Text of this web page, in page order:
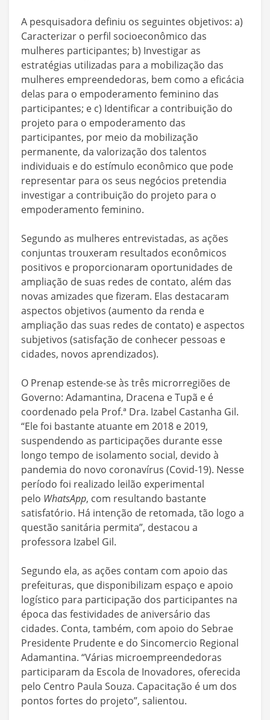
A pesquisadora definiu os seguintes objetivos: a)
Caracterizar o perfil socioeconômico das
mulheres participantes; b) Investigar as
estratégias utilizadas para a mobilização das
mulheres empreendedoras, bem como a eficácia
delas para o empoderamento feminino das
participantes; e c) Identificar a contribuição do
projeto para o empoderamento das
participantes, por meio da mobilização
permanente, da valorização dos talentos
individuais e do estímulo econômico que pode
representar para os seus negócios pretendia
investigar a contribuição do projeto para o
empoderamento feminino.
Segundo as mulheres entrevistadas, as ações
conjuntas trouxeram resultados econômicos
positivos e proporcionaram oportunidades de
ampliação de suas redes de contato, além das
novas amizades que fizeram. Elas destacaram
aspectos objetivos (aumento da renda e
ampliação das suas redes de contato) e aspectos
subjetivos (satisfação de conhecer pessoas e
cidades, novos aprendizados).
O Prenap estende-se às três microrregiões de
Governo: Adamantina, Dracena e Tupã e é
coordenado pela Prof.ª Dra. Izabel Castanha Gil.
“Ele foi bastante atuante em 2018 e 2019,
suspendendo as participações durante esse
longo tempo de isolamento social, devido à
pandemia do novo coronavírus (Covid-19). Nesse
período foi realizado leilão experimental
pelo WhatsApp, com resultando bastante
satisfatório. Há intenção de retomada, tão logo a
questão sanitária permita”, destacou a
professora Izabel Gil.
Segundo ela, as ações contam com apoio das
prefeituras, que disponibilizam espaço e apoio
logístico para participação dos participantes na
época das festividades de aniversário das
cidades. Conta, também, com apoio do Sebrae
Presidente Prudente e do Sincomercio Regional
Adamantina. “Várias microempreendedoras
participaram da Escola de Inovadores, oferecida
pelo Centro Paula Souza. Capacitação é um dos
pontos fortes do projeto”, salientou.